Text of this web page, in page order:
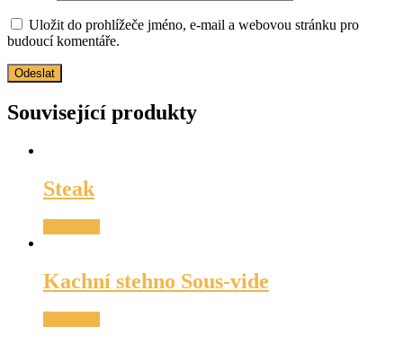
Uložit do prohlížeče jméno, e-mail a webovou stránku pro
budoucí komentáře.
Související produkty
Steak
Kachní stehno Sous-vide